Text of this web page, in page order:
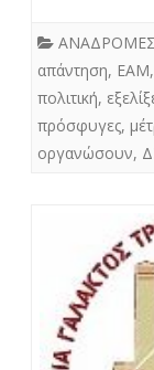
απάντηση, ΕΑΜ,
πολιτική,
πρόσφυγες,
οργανώσουν,